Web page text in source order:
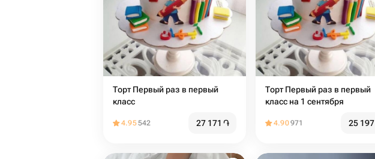
Торт Первый раз в первый
класс
4.95542 27 171 ֏
Торт Первый раз в первый
класс на 1 сентября
4.90971 25 197